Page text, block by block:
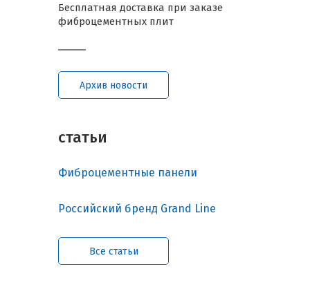
Бесплатная доставка при заказе
фиброцементных плит
Архив новости
статьи
Фиброцементные панели
Российский бренд Grand Line
Все статьи